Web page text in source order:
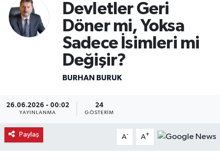
Devletler Geri
Döner mi, Yoksa
Sadece İsimleri mi
Değişir?
BURHAN BURUK
26.06.2026 - 00:02
YAYINLANMA
24
GÖSTERIM
Paylaş A- A+
Resmi İlanlar
Alaca
Dodurga
İskilip
Çorum Namaz Vakitleri
Trafik Durumu
Süper Lig Puan Durumu ve Fikstür
Son Dakika Haberleri
Haber Arşivi